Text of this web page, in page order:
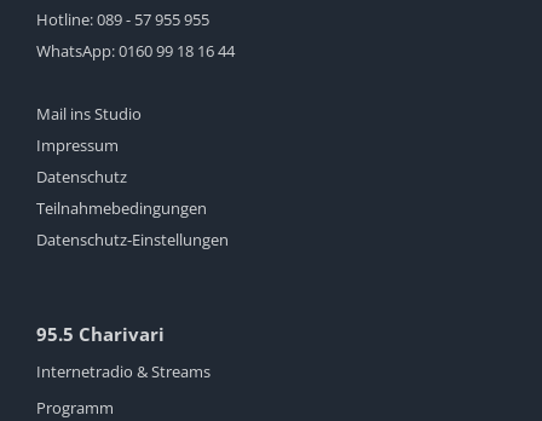
Hotline:089 - 57 955 955
WhatsApp:0160 99 18 16 44
Mail ins Studio
Impressum
Datenschutz
Teilnahmebedingungen
Datenschutz-Einstellungen
95.5 Charivari
Internetradio & Streams
Programm